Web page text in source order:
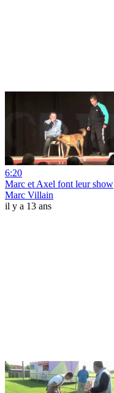
6:20
Marc et Axel font leur show
Marc Villain
il y a 13 ans